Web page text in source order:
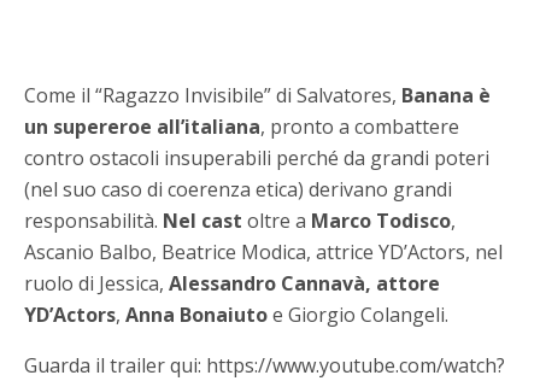
Come il “Ragazzo Invisibile” di Salvatores, Banana è
un supereroe all’italiana, pronto a combattere
contro ostacoli insuperabili perché da grandi poteri
(nel suo caso di coerenza etica) derivano grandi
responsabilità. Nel cast oltre a Marco Todisco,
Ascanio Balbo, Beatrice Modica, attrice YD’Actors, nel
ruolo di Jessica, Alessandro Cannavà, attore
YD’Actors, Anna Bonaiutoe Giorgio Colangeli.
Guarda il trailer qui: https://www.youtube.com/watch?